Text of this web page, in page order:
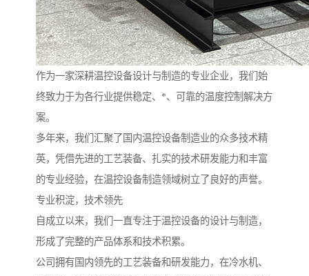
作为一家深耕温控设备设计与制造的专业企业，我们始
终致力于为各行业提供稳定、*、可靠的温度控制解决方
案。
多年来，我们汇聚了国内温控设备制造业的众多技术精
英，凭借先进的工艺装备、扎实的技术研发能力和丰富
的专业经验，在温控设备制造领域树立了良好的声誉。
专业积淀，技术领先
自成立以来，我们一直专注于温控设备的设计与制造，
形成了完整的产品体系和技术积累。
公司拥有国内领先的工艺装备和研发能力，在冷水机、